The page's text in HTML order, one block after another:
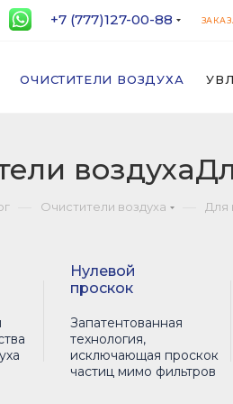
+7 (777)127-00-88
ОЧИСТИТЕЛИ ВОЗДУХА
Очистители воздуха Для
Нулевой
проскок
Запатентованная
технология,
исключающая проскок
частиц мимо фильтров